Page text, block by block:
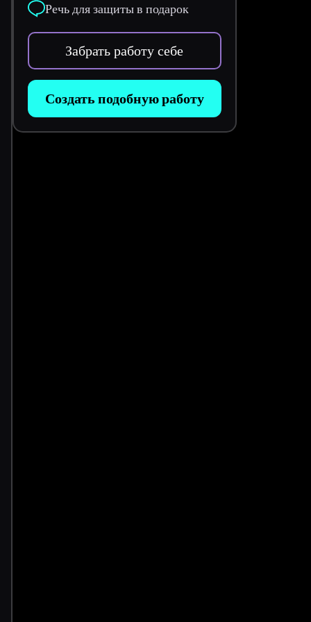
Речь для защиты в подарок
Забрать работу себе
Создать подобную работу